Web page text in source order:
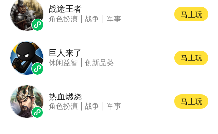
战途王者
角色扮演 战争 军事
马上玩
巨人来了
休闲益智 创新品类
马上玩
热血燃烧
角色扮演 战争 军事
马上玩